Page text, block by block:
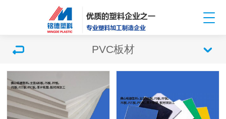
PVC板材